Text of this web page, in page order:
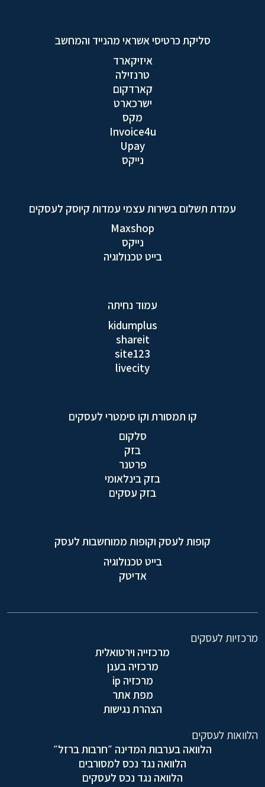
סליקת כרטיסי אשראי מהנייד והמחשב
איזיקארד
טרנזילה
קארדקום
ישרכארט
מקס
Invoice4u
Upay
נייקס
עמדת תשלום בשירות עצמי עמדות קיוסק לעסקים
Maxshop
נייקס
בייט טכנולוגיה
עמוד נחיתה
kidumplus
shareit
site123
livecity
קו תמסורת וקו סימטרי לעסקים
סלקום
בזק
פרטנר
בזק בינלאומי
בזק עסקים
קופות לעסק וקופות ממוחשבות לעסק
בייט טכנולוגיה
אדיטק
מרכזיות לעסקים
מרכזייה וירטואלית
מרכזיה בענן
מרכזיה ip
מפת אתר
הצהרת נגישות
הלוואות לעסקים
הלוואה בערבות המדינה ״חרבות ברזל״
הלוואה נגד נכס למסורבים
הלוואה נגד נכס לעסקים